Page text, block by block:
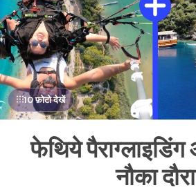
10 फ़ोटो देखें
फेथिये पैराग्लाइडिंग
नौका दौरा